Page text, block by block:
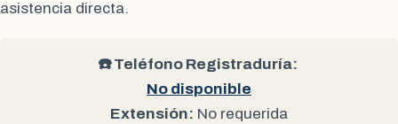
asistencia directa.
☎️ Teléfono Registraduría:
No disponible
Extensión: No requerida